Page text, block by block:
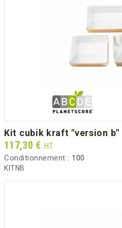
kit cubik kraft "version
Prix
117,30 € HT
Conditionnement : 100
KITNB